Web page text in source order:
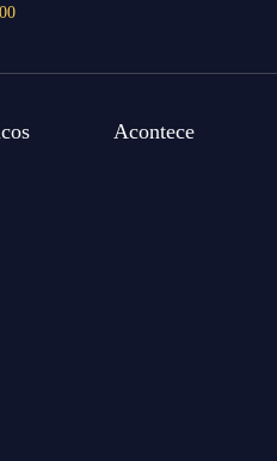
Acontece